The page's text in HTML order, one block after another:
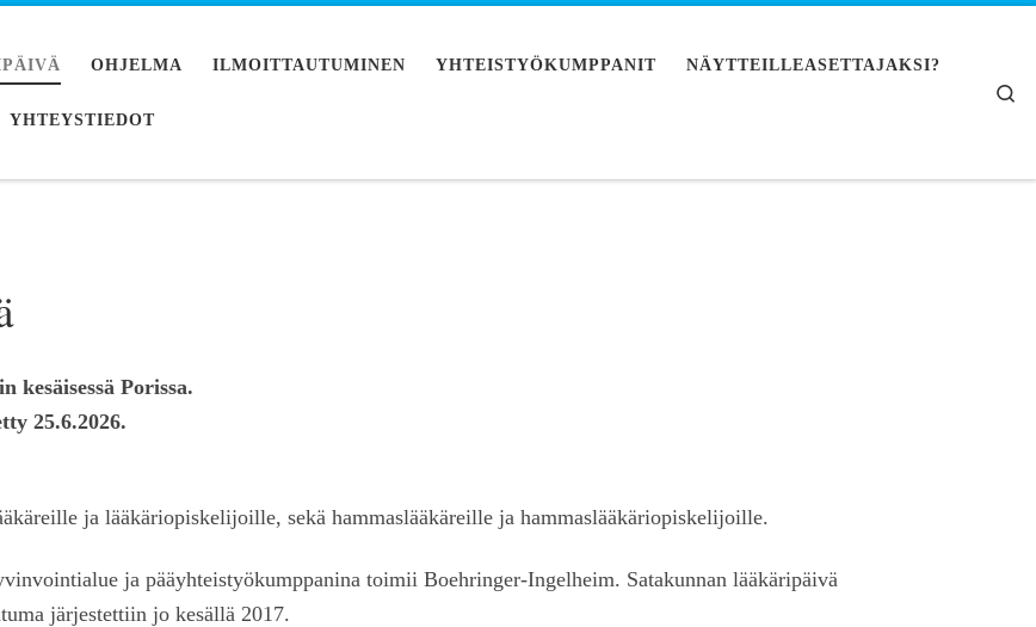
OHJELMA ILMOITTAUTUMINEN YHTEISTYÖKUMPPANIT NÄYTTEILLEASETTAJAKSI?
YHTEYSTIEDOT
kesäisessä Porissa.
25.6.2026.
ja lääkäriopiskelijoille, sekä hammaslääkäreille ja hammaslääkäriopiskelijoille.
ja pääyhteistyökumppanina toimii Boehringer-Ingelheim. Satakunnan lääkäripäivä
järjestettiin jo kesällä 2017.